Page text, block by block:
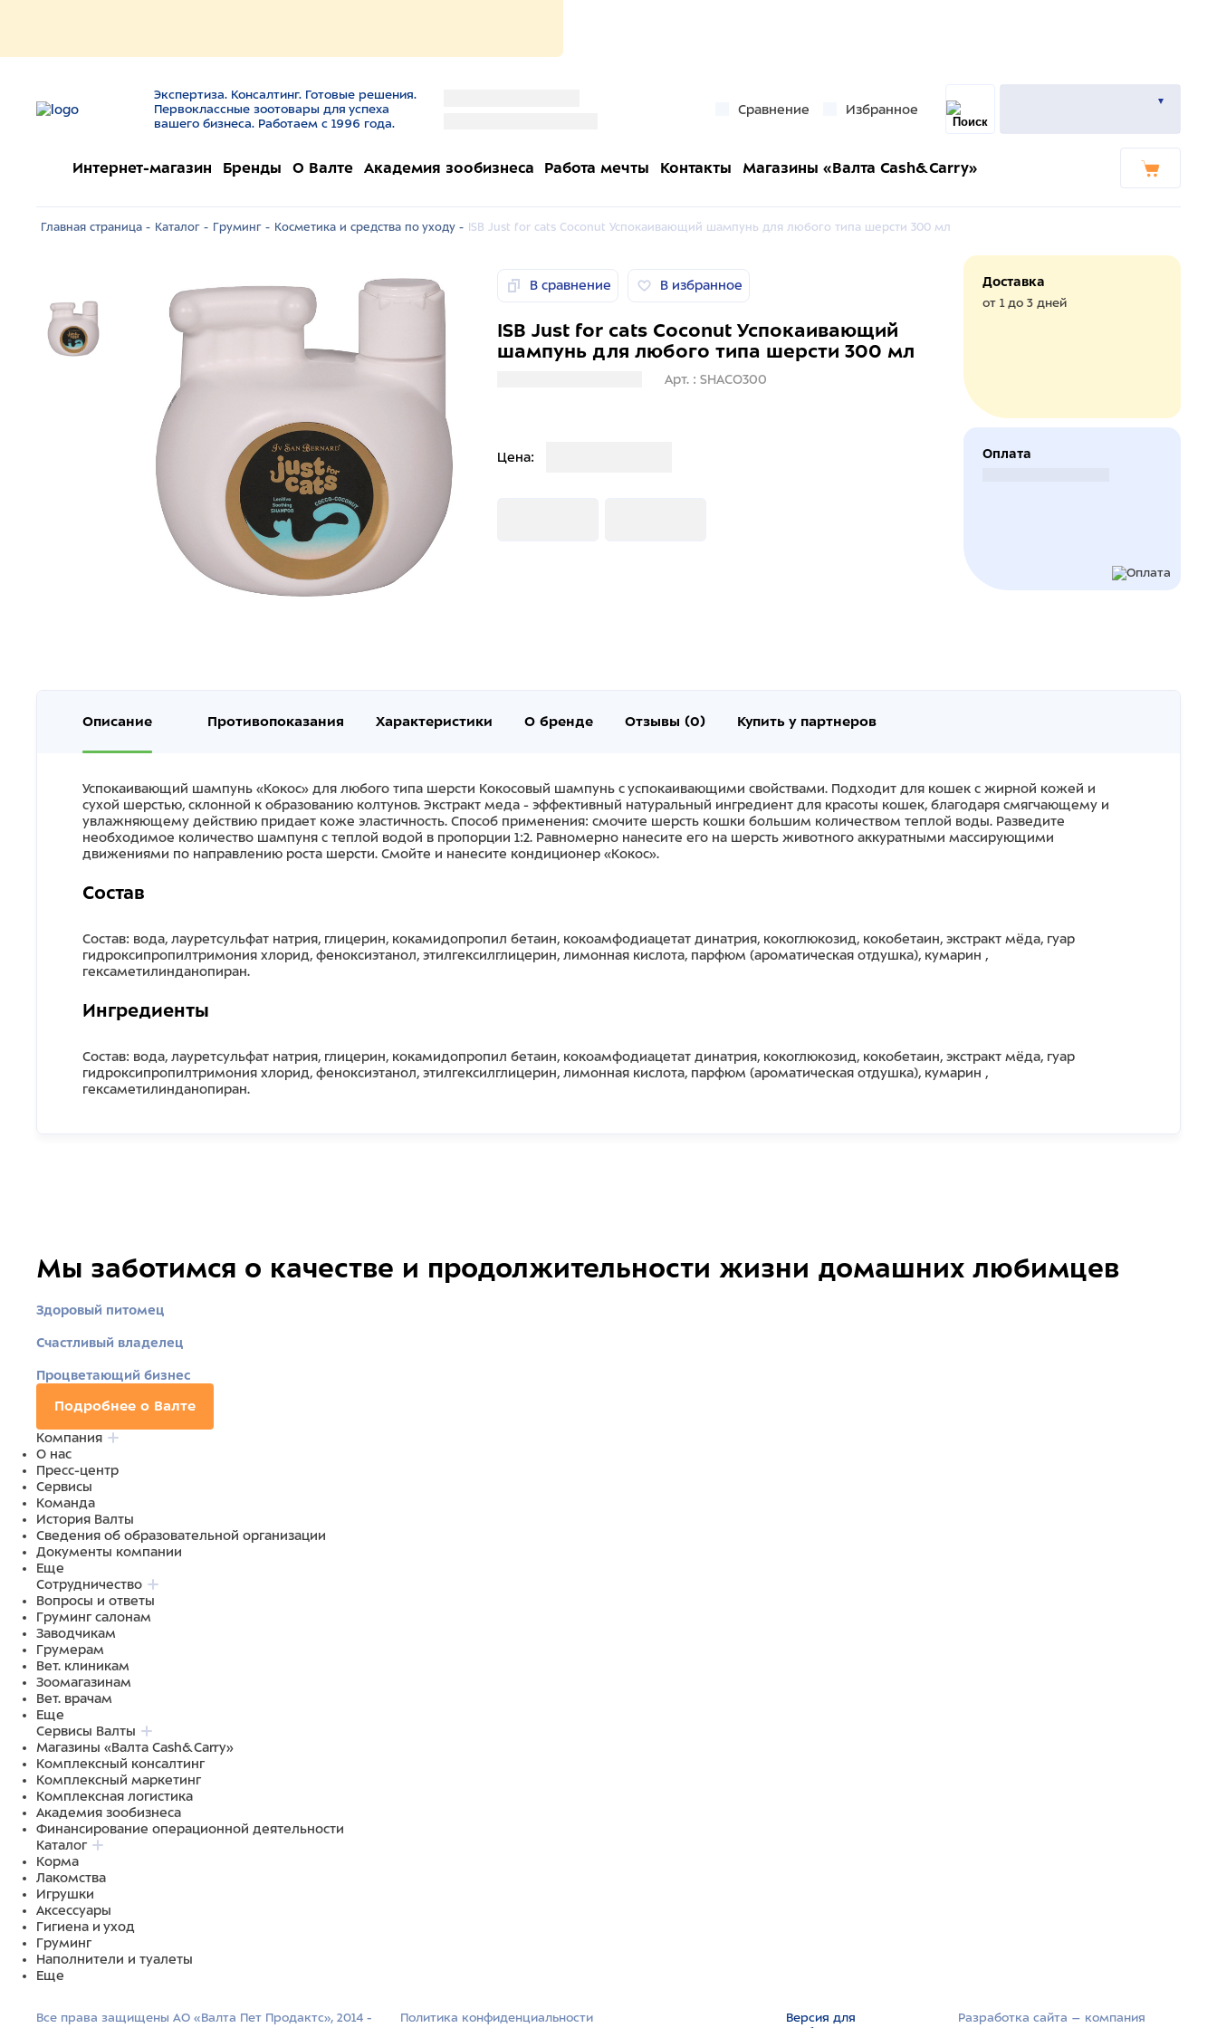
Экспертиза. Консалтинг. Готовые решения.
Первоклассные зоотовары для успеха
вашего бизнеса. Работаем с 1996 года.
Сравнение Избранное
Интернет-магазин Бренды О Валте Академия зообизнеса Работа мечты Контакты Магазины «Валта Cash&Carry»
Главная страница - Каталог - Груминг - Косметика и средства по уходу - ISB Just for cats Coconut Успокаивающий шампунь для любого типа шерсти 300 мл
В сравнение В избранное
ISB Just for cats Coconut Успокаивающий
шампунь для любого типа шерсти 300 мл
Арт. : SHACO300
Цена:
Доставка
от 1 до 3 дней
Оплата
Описание Противопоказания Характеристики О бренде Отзывы (0) Купить у партнеров
Успокаивающий шампунь «Кокос» для любого типа шерсти Кокосовый шампунь с успокаивающими свойствами. Подходит для кошек с жирной кожей и
сухой шерстью, склонной к образованию колтунов. Экстракт меда - эффективный натуральный ингредиент для красоты кошек, благодаря смягчающему и
увлажняющему действию придает коже эластичность. Способ применения: cмочите шерсть кошки большим количеством теплой воды. Разведите
необходимое количество шампуня с теплой водой в пропорции 1:2. Равномерно нанесите его на шерсть животного аккуратными массирующими
движениями по направлению роста шерсти. Смойте и нанесите кондиционер «Кокос».
Состав
Состав: вода, лауретсульфат натрия, глицерин, кокамидопропил бетаин, кокоамфодиацетат динатрия, кокоглюкозид, кокобетаин, экстракт мёда, гуар
гидроксипропилтримония хлорид, феноксиэтанол, этилгексилглицерин, лимонная кислота, парфюм (ароматическая отдушка), кумарин ,
гексаметилинданопиран.
Ингредиенты
Состав: вода, лауретсульфат натрия, глицерин, кокамидопропил бетаин, кокоамфодиацетат динатрия, кокоглюкозид, кокобетаин, экстракт мёда, гуар
гидроксипропилтримония хлорид, феноксиэтанол, этилгексилглицерин, лимонная кислота, парфюм (ароматическая отдушка), кумарин ,
гексаметилинданопиран.
Мы заботимся о качестве и продолжительности жизни домашних любимцев
Здоровый питомец
Счастливый владелец
Процветающий бизнес
Подробнее о Валте
Компания
О нас
Пресс-центр
Сервисы
Команда
История Валты
Сведения об образовательной организации
Документы компании
Еще
Сотрудничество
Вопросы и ответы
Груминг салонам
Заводчикам
Грумерам
Вет. клиникам
Зоомагазинам
Вет. врачам
Еще
Сервисы Валты
Магазины «Валта Cash&Carry»
Комплексный консалтинг
Комплексный маркетинг
Комплексная логистика
Академия зообизнеса
Финансирование операционной деятельности
Каталог
Корма
Лакомства
Игрушки
Аксессуары
Гигиена и уход
Груминг
Наполнители и туалеты
Еще
Все права защищены АО «Валта Пет Продактс», 2014 -
Политика конфиденциальности
Версия для
Разработка сайта –­ компания